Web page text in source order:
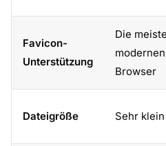
Favicon-
Unterstützung
Die
modernen
Browser
Dateigröße Sehr klein